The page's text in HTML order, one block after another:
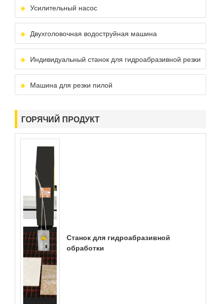
Усилительный насос
Двухголовочная водоструйная машина
Индивидуальный станок для гидроабразивной резки
Машина для резки пилой
ГОРЯЧИЙ ПРОДУКТ
Станок для гидроабразивной
обработки